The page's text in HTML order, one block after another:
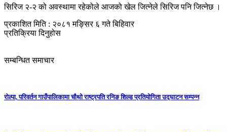
सिरिज २-२ को अवस्थामा रहेकोले आजको खेल जित्नेले सिरिज पनि जित्नेछ ।
प्रकाशित मिति : २०८१ मङ्सिर ६ गते बिहिवार
प्रतिक्रिया दिनुहोस
सम्बन्धित समाचार
राेल्पा, परिवर्तन गाउँपालिकामा चौथो राष्ट्रपति रनिङ शिल्ड प्रतियोगिता उद्घाटन सम्पन्न